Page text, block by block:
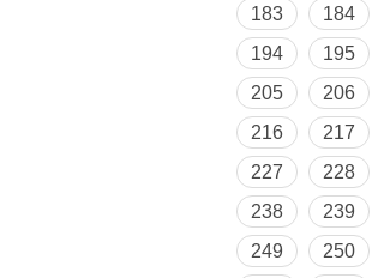
183
184
194
195
205
206
216
217
227
228
238
239
249
250